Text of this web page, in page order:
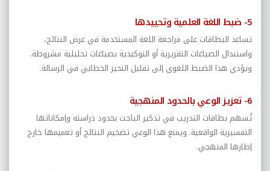
5- ضبط اللغة العلمية وتحييدها
تساعد البطاقات على مراجعة اللغة المستخدمة في عرض النتائج،
واستبدال الصياغات التقريرية أو التوكيدية بصياغات تحليلية مشروطة.
ويؤدي هذا الضبط اللغوي إلى تقليل التحيز الخطابي في الرسالة.
6- تعزيز الوعي بالحدود المنهجية
تُسهم بطاقات التدريب في تذكير الباحث بحدود دراسته وإمكاناتها
التفسيرية الواقعية. ويمنع هذا الوعي تضخيم النتائج أو تعميمها خارج
إطارها المنهجي.